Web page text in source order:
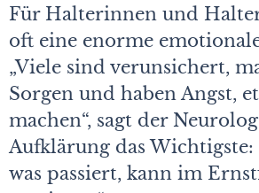
Für Halterinnen und
oft eine enorme
„Viele sind verunsichert,
Sorgen und haben Angst,
machen“, sagt der
Aufklärung das Wichtigste:
was passiert, kann im